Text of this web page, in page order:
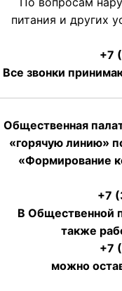
питания и других
+7
Все звонки
Общественная
«горячую линию»
«Формирование
+7
В Общественной
также
+7
можно